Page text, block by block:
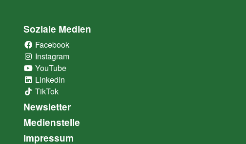
Soziale Medien
Facebook
Instagram
YouTube
LinkedIn
TikTok
Newsletter
Medienstelle
Impressum